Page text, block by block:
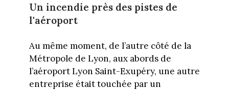
Un incendie près des pistes de
l'aéroport
Au même moment, de l’autre côté de la
Métropole de Lyon, aux abords de
l’aéroport Lyon Saint-Exupéry, une autre
entreprise était touchée par un